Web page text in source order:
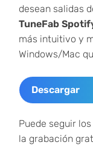
desean salidas
TuneFab
más intuitivo y
Windows/Mac
Descargar
Puede seguir
la grabación